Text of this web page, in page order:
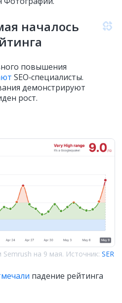
началось
повышения
SEO‑специалисты.
демонстрируют
рост.
Semrush на 9 мая. Источник: SER
падение рейтинга